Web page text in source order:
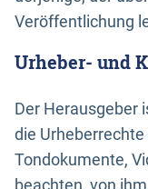
Veröffentlichung
Urheber- und
Der Herausgeber
die
Tondokumente,
beachten, von